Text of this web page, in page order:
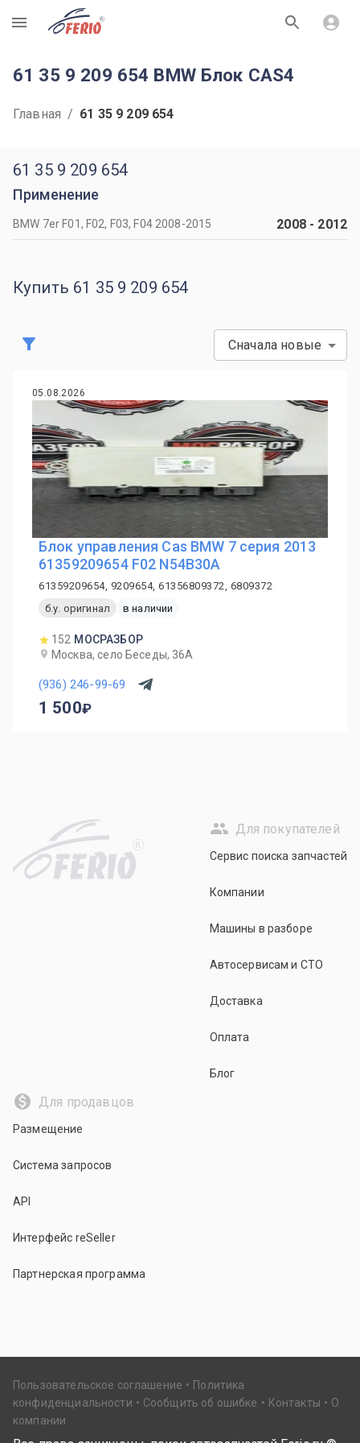
R
61 35 9 209 654 BMW Блок CAS4
Главная / 61 35 9 209 654
61 35 9 209 654
Применение
BMW 7er F01, F02, F03, F04 2008-2015 2008- 2012
Купить 61 35 9 209 654
Сначала новые
05.08.2026
Блок управления Cas BMW 7 серия 2013
61359209654 F02 N54B30A
61359209654, 9209654, 61356809372, 6809372
б.у. оригинал
в наличии
152 МОСРАЗБОР
Москва, село Беседы, 36А
(936) 246-99-69
1 500
R
Для покупателей
Сервис поиска запчастей
Компании
Машины в разборе
Автосервисам и СТО
Доставка
Оплата
Блог
Для продавцов
Размещение
Система запросов
API
Интерфейс reSeller
Партнерская программа
Пользовательское соглашение
Политика
конфиденциальности
Сообщить об ошибке Контакты
О
компании